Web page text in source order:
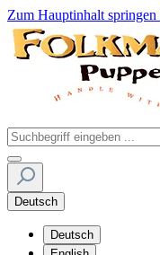
Zum Hauptinhalt springen
Deutsch
Deutsch